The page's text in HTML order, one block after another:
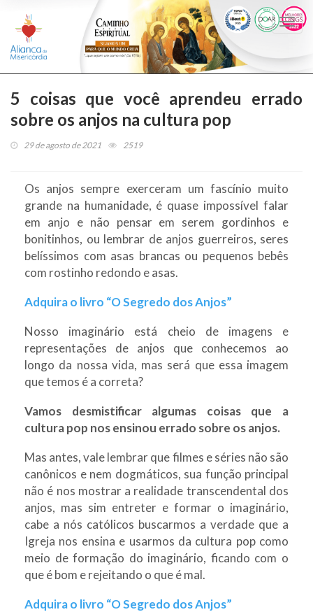
5 coisas que você aprendeu errado
sobre os anjos na cultura pop
29 de agosto de 2021 2519
Os anjos sempre exerceram um fascínio muito
grande na humanidade, é quase impossível falar
em anjo e não pensar em serem gordinhos e
bonitinhos, ou lembrar de anjos guerreiros, seres
belíssimos com asas brancas ou pequenos bebês
com rostinho redondo e asas.
Adquira o livro “O Segredo dos Anjos”
Nosso imaginário está cheio de imagens e
representações de anjos que conhecemos ao
longo da nossa vida, mas será que essa imagem
que temos é a correta?
Vamos desmistificar algumas coisas que a
cultura pop nos ensinou errado sobre os anjos.
Mas antes, vale lembrar que filmes e séries não são
canônicos e nem dogmáticos, sua função principal
não é nos mostrar a realidade transcendental dos
anjos, mas sim entreter e formar o imaginário,
cabe a nós católicos buscarmos a verdade que a
Igreja nos ensina e usarmos da cultura pop como
meio de formação do imaginário, ficando com o
que é bom e rejeitando o que é mal.
Adquira o livro “O Segredo dos Anjos”